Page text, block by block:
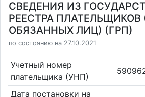
СВЕДЕНИЯ ИЗ
РЕЕСТРА
ОБЯЗАННЫХ ЛИЦ) (ГРП)
по состоянию на 27.10.2021
Учетный номер
плательщика (УНП)
Дата постановки на